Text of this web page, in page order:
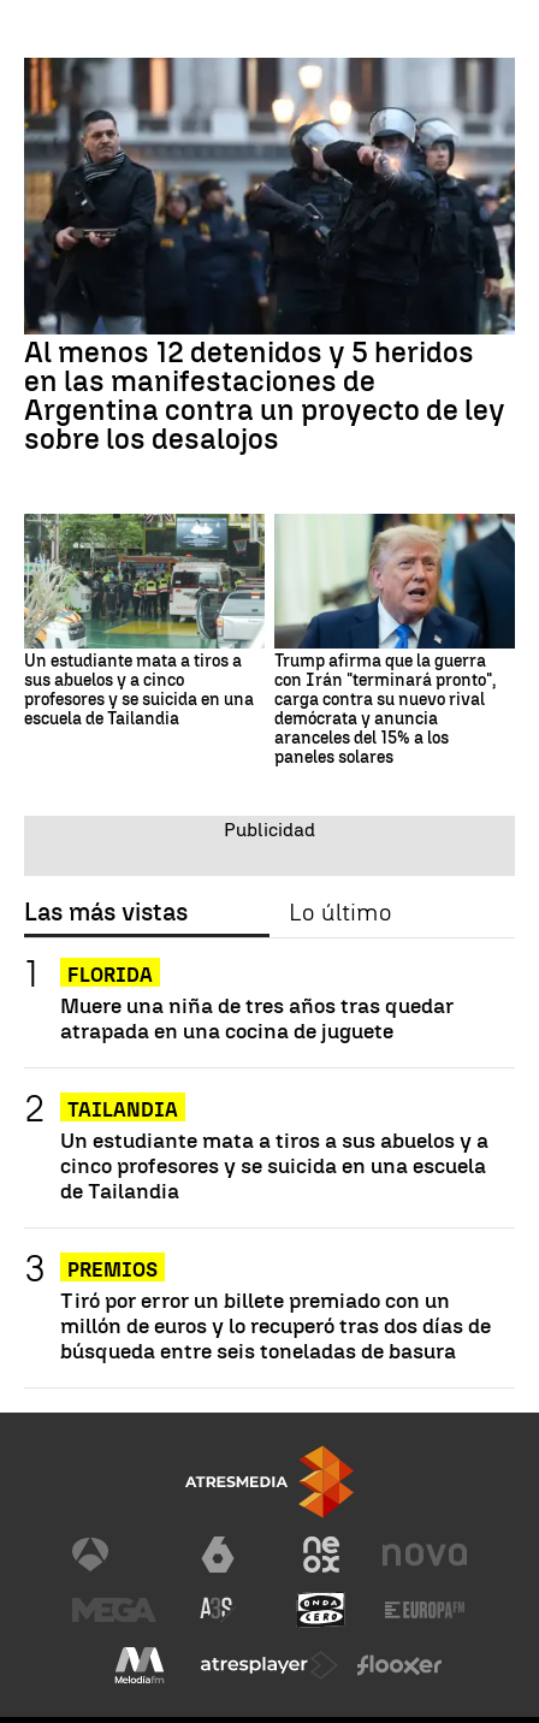
Al menos 12 detenidos y 5 heridos
en las manifestaciones de
Argentina contra un proyecto de ley
sobre los desalojos
Un estudiante mata a tiros a
sus abuelos y a cinco
profesores y se suicida en una
escuela de Tailandia
Trump afirma que la guerra
con Irán "terminará pronto",
carga contra su nuevo rival
demócrata y anuncia
aranceles del 15% a los
paneles solares
Las más vistas Lo último
FLORIDA
Muere una niña de tres años tras quedar
atrapada en una cocina de juguete
TAILANDIA
Un estudiante mata a tiros a sus abuelos y a
cinco profesores y se suicida en una escuela
de Tailandia
PREMIOS
Tiró por error un billete premiado con un
millón de euros y lo recuperó tras dos días de
búsqueda entre seis toneladas de basura